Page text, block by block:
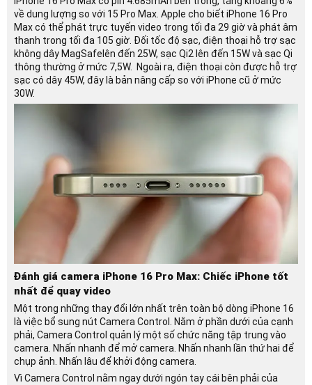
về dung lượng so với 15 Pro Max. Apple cho biết iPhone 16 Pro
Max có thể phát trực tuyến video trong tối đa 29 giờ và phát âm
thanh trong tối đa 105 giờ. Đối tốc độ sạc, điện thoại hỗ trợ sạc
không dây MagSafelên đến 25W, sạc Qi2 lên đến 15W và sạc Qi
thông thường ở mức 7,5W. Ngoài ra, điện thoại còn được hỗ trợ
sạc có dây 45W, đây là bản nâng cấp so với iPhone cũ ở mức
30W.
Đánh giá camera iPhone 16 Pro Max: Chiếc iPhone tốt
nhất để quay video
Một trong những thay đổi lớn nhất trên toàn bộ dòng iPhone 16
là việc bổ sung nút Camera Control. Nằm ở phần dưới của cạnh
phải, Camera Control quản lý một số chức năng tập trung vào
camera. Nhấn nhanh để mở camera. Nhấn nhanh lần thứ hai để
chụp ảnh. Nhấn lâu để khởi động camera.
Vì Camera Control nằm ngay dưới ngón tay cái bên phải của